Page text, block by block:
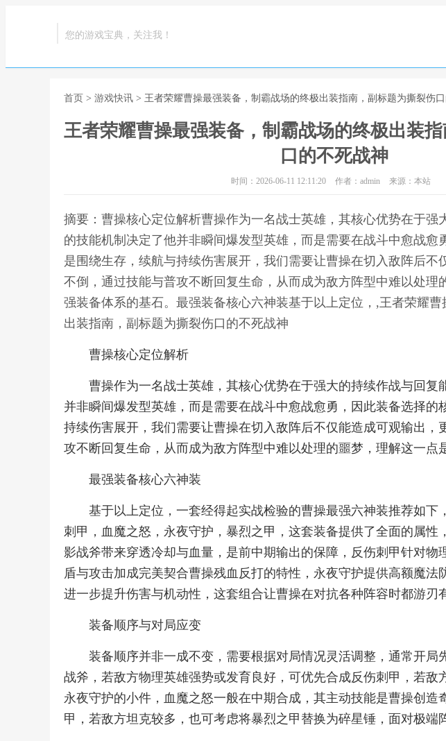
您的游戏宝典，关注我！
首页 > 游戏快讯 > 王者荣耀曹操最强装备，制霸战场的终极出装指南，副标题为撕裂伤
王者荣耀曹操最强装备，制霸战场的终极出装
口的不死战神
时间：2026-06-11 12:11:20 作者：admin 来源：本站
摘要：曹操核心定位解析曹操作为一名战士英雄，其核心优势在于强
的技能机制决定了他并非瞬间爆发型英雄，而是需要在战斗中愈战愈
是围绕生存，续航与持续伤害展开，我们需要让曹操在切入敌阵后不
不倒，通过技能与普攻不断回复生命，从而成为敌方阵型中难以处理
强装备体系的基石。最强装备核心六神装基于以上定位，,王者荣耀
出装指南，副标题为撕裂伤口的不死战神
曹操核心定位解析
曹操作为一名战士英雄，其核心优势在于强大的持续作战与回复
并非瞬间爆发型英雄，而是需要在战斗中愈战愈勇，因此装备选择的
持续伤害展开，我们需要让曹操在切入敌阵后不仅能造成可观输出，
攻不断回复生命，从而成为敌方阵型中难以处理的噩梦，理解这一点
最强装备核心六神装
基于以上定位，一套经得起实战检验的曹操最强六神装推荐如下
刺甲，血魔之怒，永夜守护，暴烈之甲，这套装备提供了全面的属性
影战斧带来穿透冷却与血量，是前中期输出的保障，反伤刺甲针对物
盾与攻击加成完美契合曹操残血反打的特性，永夜守护提供高额魔法
进一步提升伤害与机动性，这套组合让曹操在对抗各种阵容时都游刃
装备顺序与对局应变
装备顺序并非一成不变，需要根据对局情况灵活调整，通常开局
战斧，若敌方物理英雄强势或发育良好，可优先合成反伤刺甲，若敌
永夜守护的小件，血魔之怒一般在中期合成，其主动技能是曹操创造
甲，若敌方坦克较多，也可考虑将暴烈之甲替换为碎星锤，面对极端